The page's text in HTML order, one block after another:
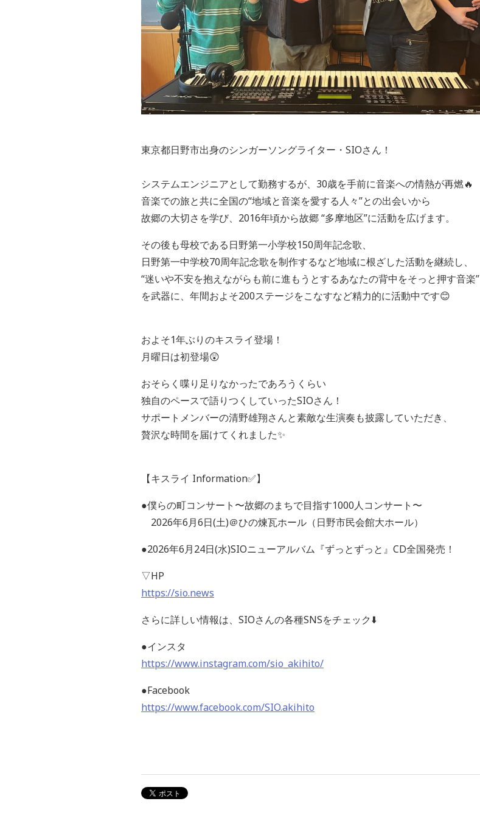
東京都日野市出身のシンガーソングライター・SIOさん！
システムエンジニアとして勤務するが、30歳を手前に音楽への情熱が再燃🔥
音楽での旅と共に全国の“地域と音楽を愛する人々”との出会いから
故郷の大切さを学び、2016年頃から故郷 “多摩地区”に活動を広げます。
その後も母校である日野第一小学校150周年記念歌、
日野第一中学校70周年記念歌を制作するなど地域に根ざした活動を継続し、
“迷いや不安を抱えながらも前に進もうとするあなたの背中をそっと押す音楽”
を武器に、年間およそ200ステージをこなすなど精力的に活動中です😊
およそ1年ぶりのキスライ登場！
月曜日は初登場😲
おそらく喋り足りなかったであろうくらい
独自のペースで語りつくしていったSIOさん！
サポートメンバーの清野雄翔さんと素敵な生演奏も披露していただき、
贅沢な時間を届けてくれました✨
【キスライ Information✅】
●僕らの町コンサート〜故郷のまちで目指す1000人コンサート〜
2026年6月6日(土)＠ひの煉瓦ホール（日野市民会館大ホール）
●2026年6月24日(水)SIOニューアルバム『ずっとずっと』CD全国発売！
▽HP
https://sio.news
さらに詳しい情報は、SIOさんの各種SNSをチェック⬇️
●インスタ
https://www.instagram.com/sio_akihito/
●Facebook
https://www.facebook.com/SIO.akihito